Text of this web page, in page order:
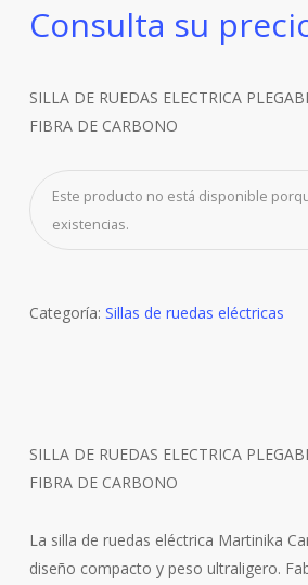
Consulta su
SILLA DE RUEDAS ELECTRICA
FIBRA DE CARBONO
Este producto no está disponible
existencias.
Categoría: Sillas de ruedas eléctricas
SILLA DE RUEDAS ELECTRICA
FIBRA DE CARBONO
La silla de ruedas eléctrica Martinika
diseño compacto y peso ultraligero.